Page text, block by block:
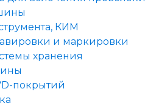
КИМ
и маркировки
хранения
покрытий